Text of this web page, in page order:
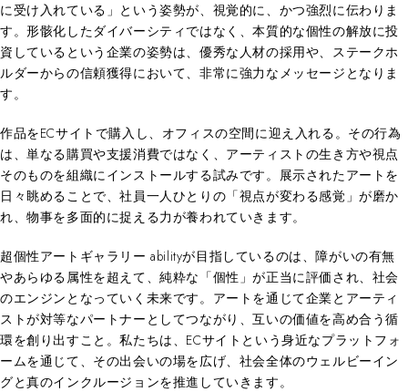
に受け入れている」という姿勢が、視覚的に、かつ強烈に伝わりま
す。形骸化したダイバーシティではなく、本質的な個性の解放に投
資しているという企業の姿勢は、優秀な人材の採用や、ステークホ
ルダーからの信頼獲得において、非常に強力なメッセージとなりま
す。
作品をECサイトで購入し、オフィスの空間に迎え入れる。その行為
は、単なる購買や支援消費ではなく、アーティストの生き方や視点
そのものを組織にインストールする試みです。展示されたアートを
日々眺めることで、社員一人ひとりの「視点が変わる感覚」が磨か
れ、物事を多面的に捉える力が養われていきます。
超個性アートギャラリー abilityが目指しているのは、障がいの有無
やあらゆる属性を超えて、純粋な「個性」が正当に評価され、社会
のエンジンとなっていく未来です。アートを通じて企業とアーティ
ストが対等なパートナーとしてつながり、互いの価値を高め合う循
環を創り出すこと。私たちは、ECサイトという身近なプラットフォ
ームを通じて、その出会いの場を広げ、社会全体のウェルビーイン
グと真のインクルージョンを推進していきます。